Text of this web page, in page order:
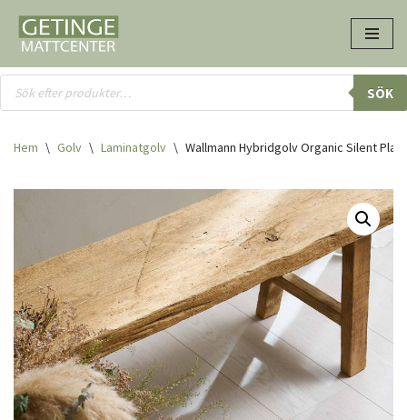
Hoppa
till
innehåll
SÖK
Hem \ Golv \ Laminatgolv \ Wallmann Hybridgolv Organic Silent